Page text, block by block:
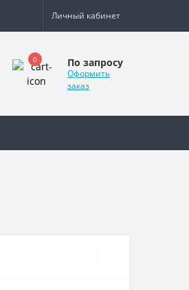
Личный кабинет
0 По запросу
Оформить
заказ